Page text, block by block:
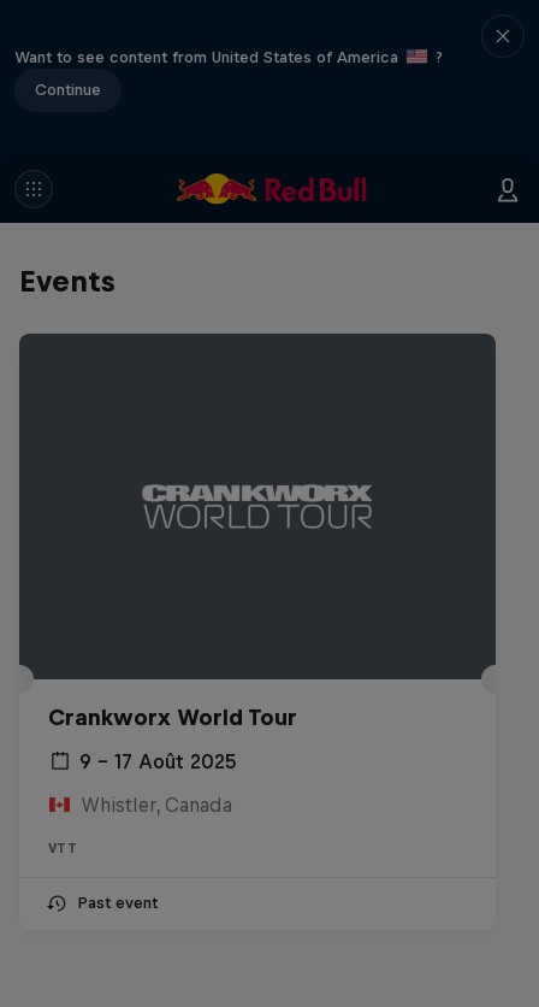
Want to see content from United States of America
?
Continue
Events
Crankworx World Tour
9 – 17 Août 2025
Whistler, Canada
VTT
Past event